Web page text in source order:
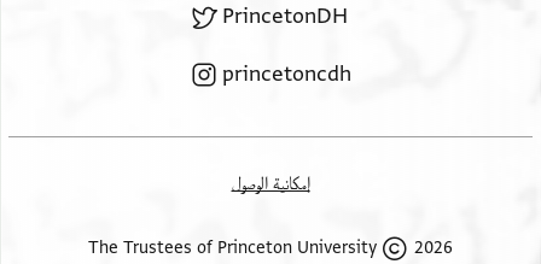
PrincetonDH
princetoncdh
إمكانية الوصول
2026 The Trustees of Princeton University